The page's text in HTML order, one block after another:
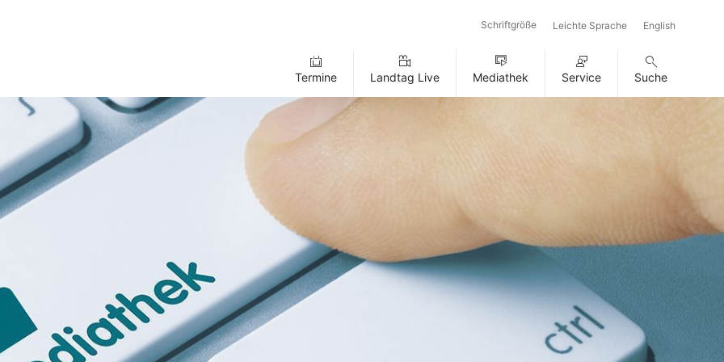
Schriftgröße Leichte Sprache English
Termine Landtag Live Mediathek Service Suche